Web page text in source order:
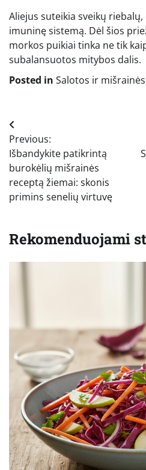
Aliejus suteikia sveikų
imuninę sistemą. Dėl šios
morkos puikiai tinka ne tik
subalansuotos mitybos dalis.
Posted in Salotos ir mišrainės
Navigacija
tarp
įrašų
Previous:
Išbandykite patikrintą
burokėlių mišrainės
receptą žiemai: skonis
primins senelių virtuvę
Rekomenduojami